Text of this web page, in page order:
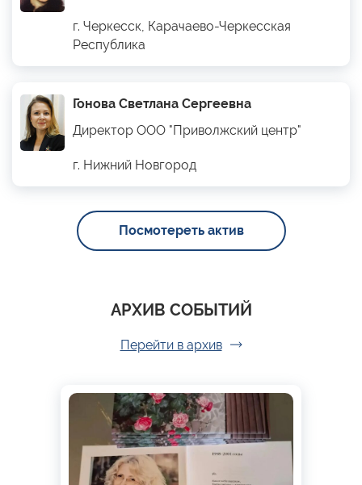
г. Черкесск, Карачаево-Черкесская
Республика
Гонова Светлана Сергеевна
Директор ООО "Приволжский центр"
г. Нижний Новгород
Посмотереть актив
АРХИВ СОБЫТИЙ
Перейти в архив